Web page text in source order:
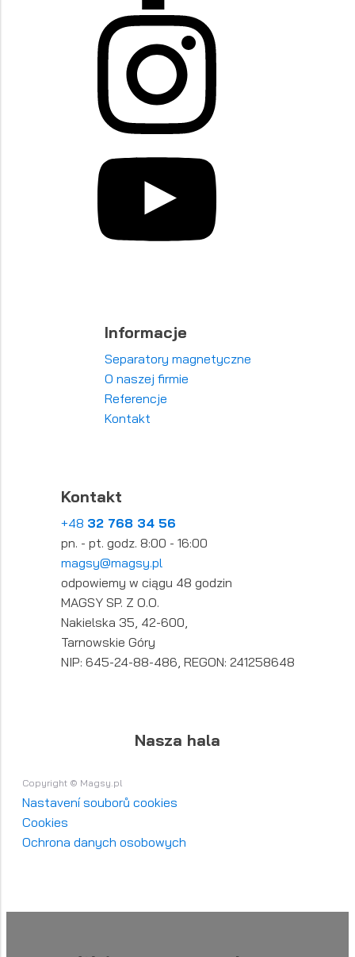
Informacje
Separatory magnetyczne
O naszej firmie
Referencje
Kontakt
Kontakt
+48 32 768 34 56
pn. - pt. godz. 8:00 - 16:00
magsy@magsy.pl
odpowiemy w ciągu 48 godzin
MAGSY SP. Z O.O.
Nakielska 35, 42-600,
Tarnowskie Góry
NIP: 645-24-88-486, REGON: 241258648
Nasza hala
Copyright © Magsy.pl
Nastavení souborů cookies
Cookies
Ochrona danych osobowych